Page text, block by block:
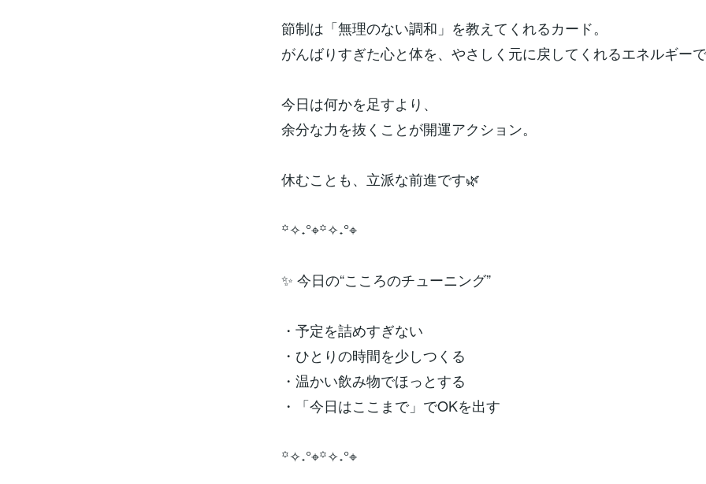
節制は「無理のない調和」を教えてくれるカード。
がんばりすぎた心と体を、やさしく元に戻してくれるエネルギー
今日は何かを足すより、
余分な力を抜くことが開運アクション。
休むことも、立派な前進です🌿
꙳✧˖°⌖꙳✧˖°⌖
✨ 今日の“こころのチューニング”
・予定を詰めすぎない
・ひとりの時間を少しつくる
・温かい飲み物でほっとする
・「今日はここまで」でOKを出す
꙳✧˖°⌖꙳✧˖°⌖